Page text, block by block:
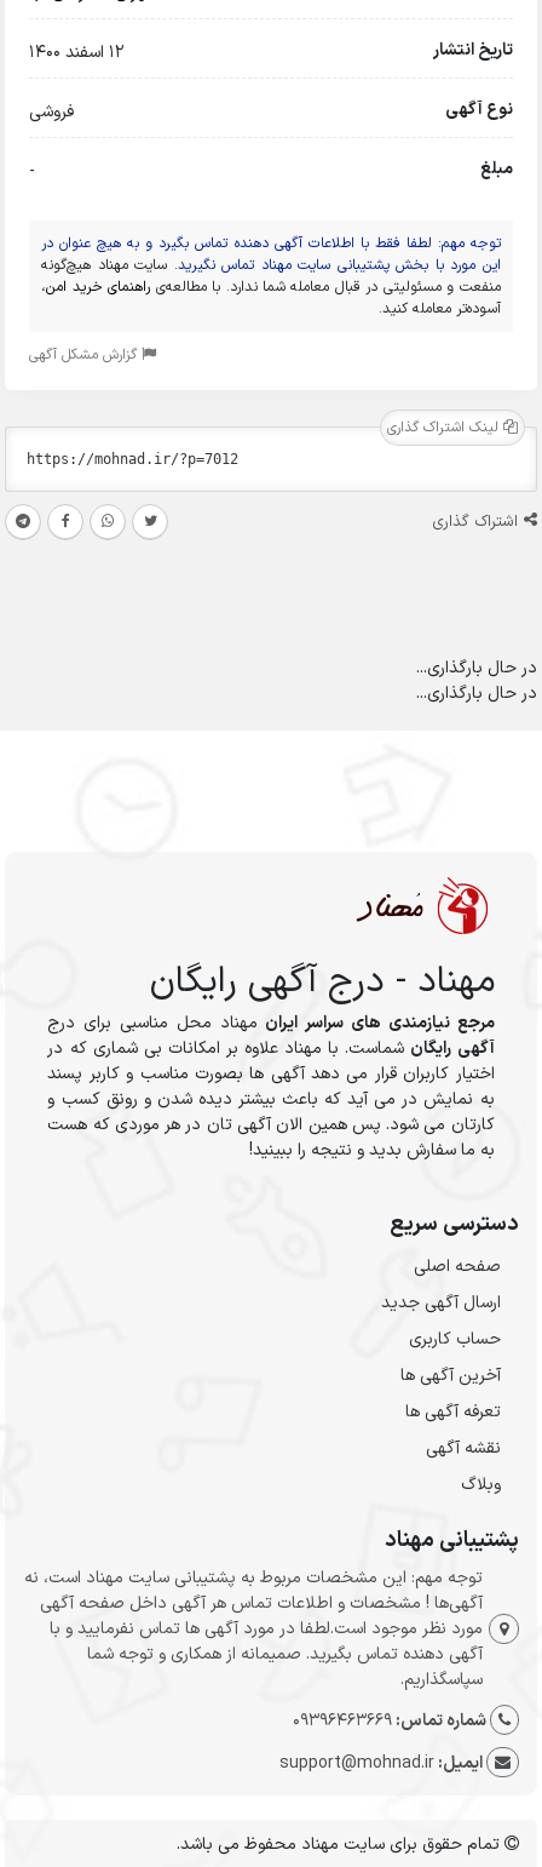
تاریخ انتشار 12 اسفند 1400
نوع آگهی فروشی
مبلغ -
توجه مهم: لطفا فقط با اطلاعات آگهی دهنده تماس بگیرد و به هیچ عنوان در
این مورد با بخش پشتیبانی سایت مهناد تماس نگیرید. سایت مهناد هیچ‌گونه
منفعت و مسئولیتی در قبال معامله شما ندارد. با مطالعه‌ی راهنمای خرید امن،
آسوده‌تر معامله کنید.
گزارش مشکل آگهی
لینک اشتراک گذاری
اشتراک گذاری
در حال بارگذاری...
در حال بارگذاری...
مهناد - درج آگهی رایگان
مرجع نیازمندی های سراسر ایران مهناد محل مناسبی برای درج
آگهی رایگان شماست. با مهناد علاوه بر امکانات بی شماری که در
اختیار کاربران قرار می دهد آگهی ها بصورت مناسب و کاربر پسند
به نمایش در می آید که باعث بیشتر دیده شدن و رونق کسب و
کارتان می شود. پس همین الان آگهی تان در هر موردی که هست
به ما سفارش بدید و نتیجه را ببینید!
دسترسی سریع
صفحه اصلی
ارسال‌ آگهی جدید
حساب کاربری
آخرین آگهی ها
تعرفه آگهی ها
نقشه آگهی
وبلاگ
پشتیبانی مهناد
توجه مهم: این مشخصات مربوط به پشتیبانی سایت مهناد است، نه
آگهی‌ها ! مشخصات و اطلاعات تماس هر آگهی داخل صفحه آگهی
مورد نظر موجود است.لطفا در مورد آگهی ها تماس نفرمایید و با
آگهی دهنده تماس بگیرید. صمیمانه از همکاری و توجه شما
سپاسگذاریم.
شماره تماس:09396463669
ایمیل:support@mohnad.ir
تمام حقوق برای سایت مهناد محفوظ می باشد.